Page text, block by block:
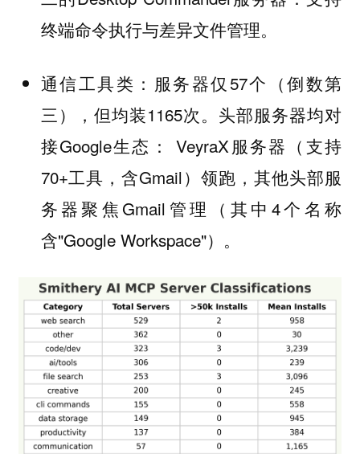
终端命令执行与差异文件管理。
通信工具类：服务器仅57个（倒数第
三），但均装1165次。头部服务器均对
接Google生态： VeyraX服务器（支持
70+工具，含Gmail）领跑，其他头部服
务器聚焦Gmail管理（其中4个名称
含"Google Workspace"）。